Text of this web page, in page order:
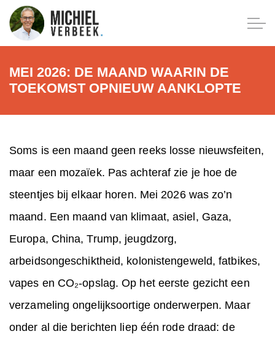
MEI 2026: DE MAAND WAARIN DE
TOEKOMST OPNIEUW AANKLOPTE
Soms is een maand geen reeks losse nieuwsfeiten,
maar een mozaïek. Pas achteraf zie je hoe de
steentjes bij elkaar horen. Mei 2026 was zo’n
maand. Een maand van klimaat, asiel, Gaza,
Europa, China, Trump, jeugdzorg,
arbeidsongeschiktheid, kolonistengeweld, fatbikes,
vapes en CO₂-opslag. Op het eerste gezicht een
verzameling ongelijksoortige onderwerpen. Maar
onder al die berichten liep één rode draad: de